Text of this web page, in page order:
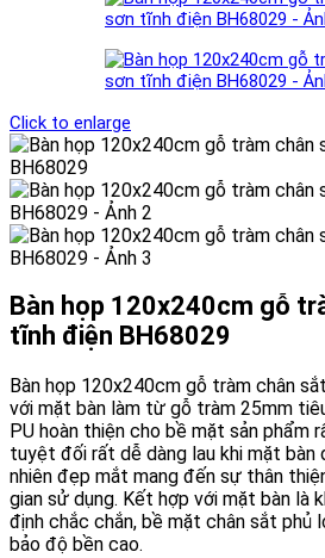
Click to enlarge
Bàn họp 120x240cm gỗ
tĩnh điện BH68029
Bàn họp 120x240cm gỗ tràm chân
với mặt bàn làm từ gỗ tràm 25mm
PU hoàn thiện cho bề mặt sản phẩm
tuyệt đối rất dễ dàng lau khi mặt bàn
nhiên đẹp mắt mang đến sự thân
gian sử dụng. Kết hợp với mặt bàn là
định chắc chắn, bề mặt chân sắt phủ
bảo độ bền cao.